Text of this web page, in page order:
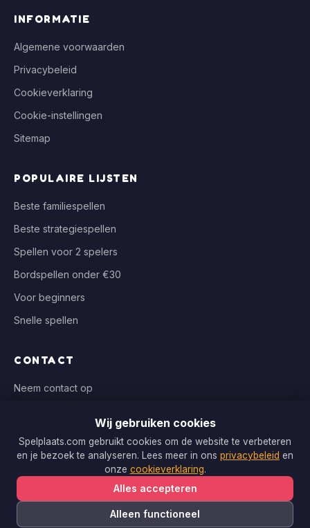
INFORMATIE
Algemene voorwaarden
Privacybeleid
Cookieverklaring
Cookie-instellingen
Sitemap
POPULAIRE LIJSTEN
Beste familiespellen
Beste strategiespellen
Spellen voor 2 spelers
Bordspellen onder €30
Voor beginners
Snelle spellen
CONTACT
Neem contact op
WIJ VERGELIJKEN BIJ
Bol.com, Spellenrijk, Boardgameshop.nl
Copyright © 2026 Spelplaats.com. Alle rechten voorbehouden.
Wij gebruiken cookies
Spelplaats.com gebruikt cookies om de website te verbeteren
en je bezoek te analyseren. Lees meer in ons privacybeleid en
onze cookieverklaring.
Alles accepteren
Alleen functioneel